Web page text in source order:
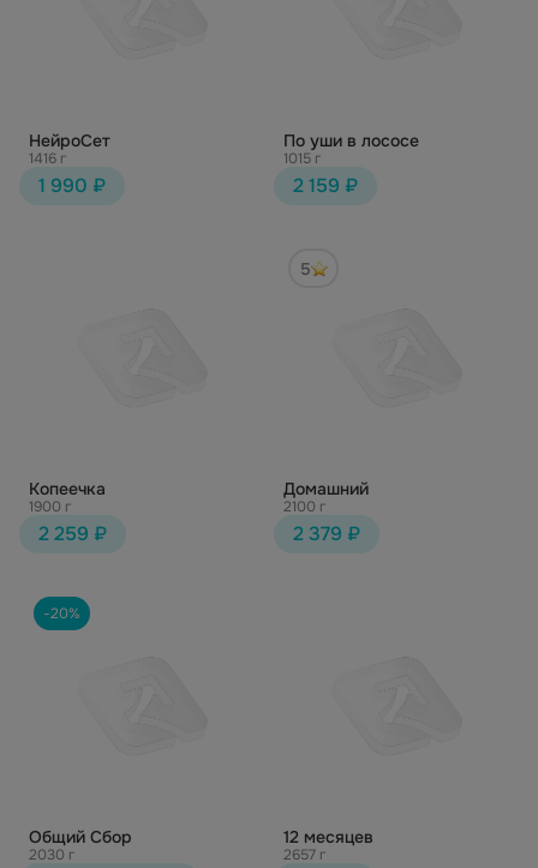
НейроСет
1416 г
1 990 ₽
По уши в лососе
1015 г
2 159 ₽
Копеечка
1900 г
2 259 ₽
5
Домашний
2100 г
2 379 ₽
-20%
Общий Сбор
2030 г
12 месяцев
2657 г